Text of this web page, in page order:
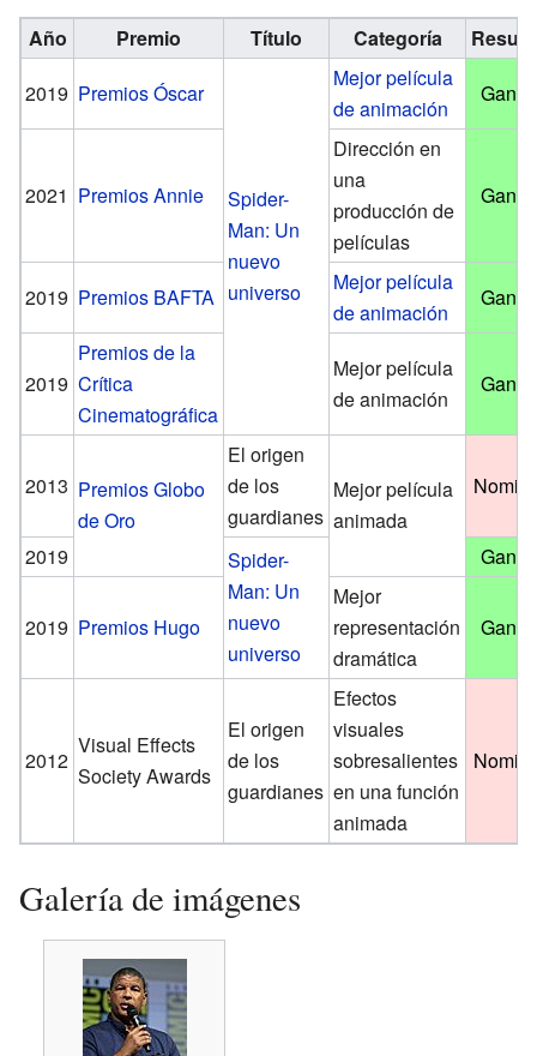
Año Premio Título Categoría
2019 Premios Óscar
Spider-
Man: Un
nuevo
universo
Mejor película
de animación
2021 Premios Annie
Dirección en
una
producción de
películas
2019 Premios BAFTA
Mejor película
de animación
2019
Premios de la
Crítica
Cinematográfica
Mejor película
de animación
2013 Premios Globo
de Oro
El origen
de los
guardianes
Mejor película
animada
2019
Spider-
Man: Un
nuevo
universo
2019 Premios Hugo
Mejor
representación
dramática
2012
Visual Effects
Society Awards
El origen
de los
guardianes
Efectos
visuales
sobresalientes
en una función
animada
Galería de imágenes